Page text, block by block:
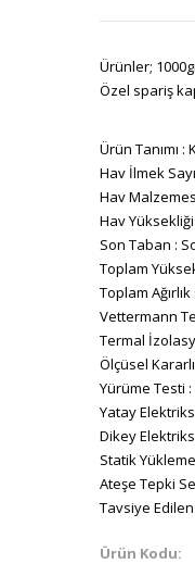
Ürünler;
Özel spariş
Ürün Tanımı :
Hav İlmek
Hav
Hav Yüksekliği
Son Taban :
Toplam
Toplam
Vettermann
Termal
Ölçüsel
Yürüme Testi :
Yatay
Dikey
Statik
Ateşe Tepki
Tavsiye Edilen
Ürün Kodu: